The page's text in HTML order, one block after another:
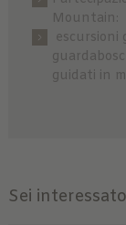
Mountain:
escursioni
guidati in
Sei